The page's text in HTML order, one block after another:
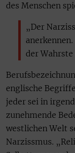
des Menschen
„Der
der Wahrste
englische
jeder sei in
zunehmende
westlichen Welt
Narzissmus.